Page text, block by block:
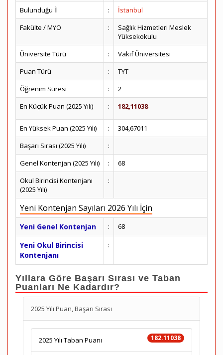
Bulunduğu İl
:
İstanbul
Fakülte / MYO
:
Sağlık Hizmetleri Meslek
Yüksekokulu
Üniversite Türü
:
Vakıf Üniversitesi
Puan Türü
:
TYT
Öğrenim Süresi
:
2
En Küçük Puan (2025 Yılı)
: 182,11038
En Yüksek Puan (2025 Yılı) :
304,67011
Başarı Sırası (2025 Yılı)
:
Genel Kontenjan (2025 Yılı)
:
68
Okul Birincisi Kontenjanı
(2025 Yılı)
:
Yeni Kontenjan Sayıları 2026 Yılı İçin
Yeni Genel Kontenjan : 68
Yeni Okul Birincisi
Kontenjanı
:
Yıllara Göre Başarı Sırası ve Taban
Puanları Ne Kadardır?
2025 Yılı Puan, Başarı Sırası
182.11038
2025 Yılı Taban Puanı